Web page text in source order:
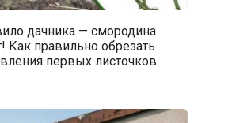
дачника — смородина
Как правильно обрезать
первых листочков